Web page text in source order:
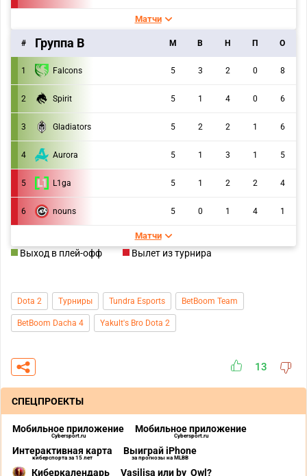
Матчи
# Группа B M В Н П О
1 Falcons 5 3 2 0 8
2 Spirit 5 1 4 0 6
3 Gladiators 5 2 2 1 6
4 Aurora 5 1 3 1 5
5 L1ga 5 1 2 2 4
6 nouns 5 0 1 4 1
Матчи
Выход в плей-офф Вылет из турнира
Dota 2 Турниры Tundra Esports BetBoom Team
BetBoom Dacha 4 Yakult's Bro Dota 2
13
СПЕЦПРОЕКТЫ
Мобильное приложение
Cybersport.ru
Мобильное приложение
Cybersport.ru
Интерактивная карта
киберспорта за 15 лет
Выиграй iPhone
за прогнозы на MLBB
Киберкалендарь Vasilisa или by_Owl?